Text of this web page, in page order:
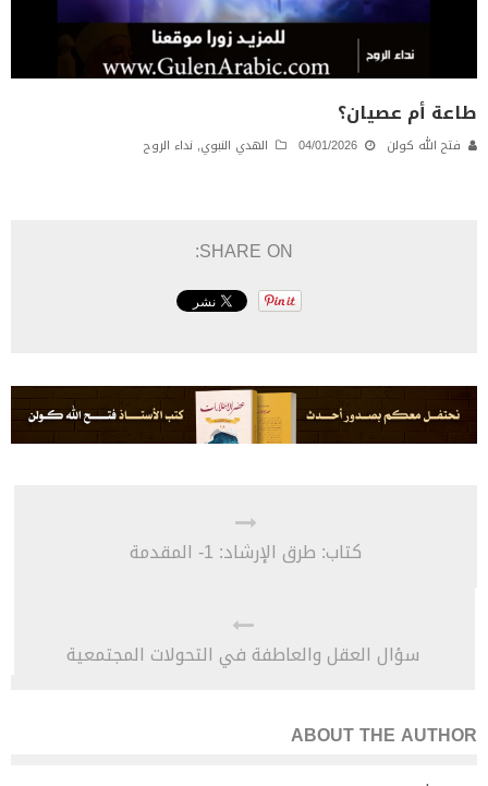
طاعة أم عصيان؟
فتح الله كولن 04/01/2026 الهدي النبوي, نداء الروح
SHARE ON:
كتاب: طرق الإرشاد: 1- المقدمة
سؤال العقل والعاطفة في التحولات المجتمعية
ABOUT THE AUTHOR